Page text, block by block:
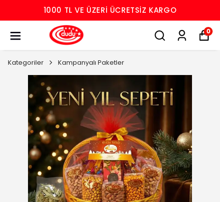
1000 TL VE ÜZERI ÜCRETSIZ KARGO
0
Kategoriler Kampanyalı Paketler